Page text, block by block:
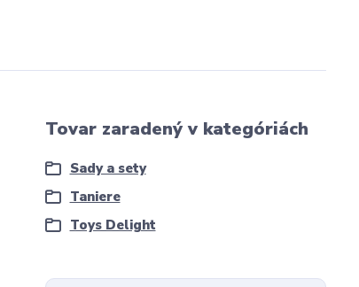
Tovar zaradený v kategóriách
Sady a sety
Taniere
Toys Delight